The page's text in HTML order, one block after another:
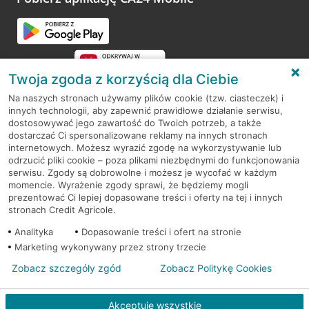
RODO
Regulamin serwisu
Mapa serwisu
PolitykaCookies
© 2026 Credit Agricole Bank Polska S.A. Wszelkie prawa zastrzeżone
Twoja zgoda z korzyścią dla Ciebie
Na naszych stronach używamy plików cookie (tzw. ciasteczek) i
innych technologii, aby zapewnić prawidłowe działanie serwisu,
dostosowywać jego zawartość do Twoich potrzeb, a także
dostarczać Ci spersonalizowane reklamy na innych stronach
internetowych. Możesz wyrazić zgodę na wykorzystywanie lub
odrzucić pliki cookie – poza plikami niezbędnymi do funkcjonowania
serwisu. Zgody są dobrowolne i możesz je wycofać w każdym
momencie. Wyrażenie zgody sprawi, że będziemy mogli
prezentować Ci lepiej dopasowane treści i oferty na tej i innych
stronach Credit Agricole.
Analityka
Dopasowanie treści i ofert na stronie
Marketing wykonywany przez strony trzecie
Akceptuję wszystkie
Zobacz szczegóły zgód Zobacz Politykę Cookies